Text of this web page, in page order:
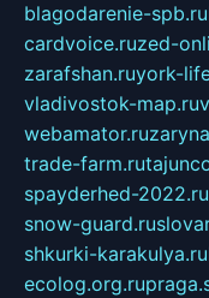
blagodarenie-spb.ru
cardvoice.ruzed-
zarafshan.ruyork-
vladivostok-map.ru
webamator.ru
trade-farm.ru
spayderhed-2022.ru
snow-guard.ru
shkurki-karakulya.ru
ecolog.org.ru